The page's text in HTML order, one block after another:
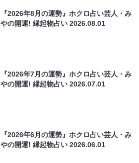
『2026年8月の運勢』ホクロ占い芸人・み
やの開運! 縁起物占い2026.08.01
『2026年7月の運勢』ホクロ占い芸人・み
やの開運! 縁起物占い2026.07.01
『2026年6月の運勢』ホクロ占い芸人・み
やの開運! 縁起物占い2026.06.01